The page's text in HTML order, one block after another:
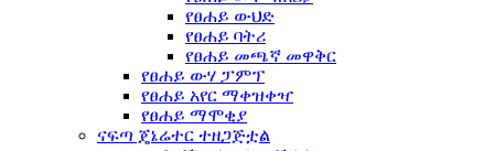
የፀሐይ ውህድ
የፀሐይ ባትሪ
የፀሐይ መጫኛ መዋቅር
የፀሐይ ውሃ ፓምፕ
የፀሐይ አየር ማቀዝቀዣ
የፀሐይ ማሞቂያ
ናፍጣ ጄኔሬተር ተዘጋጅቷል